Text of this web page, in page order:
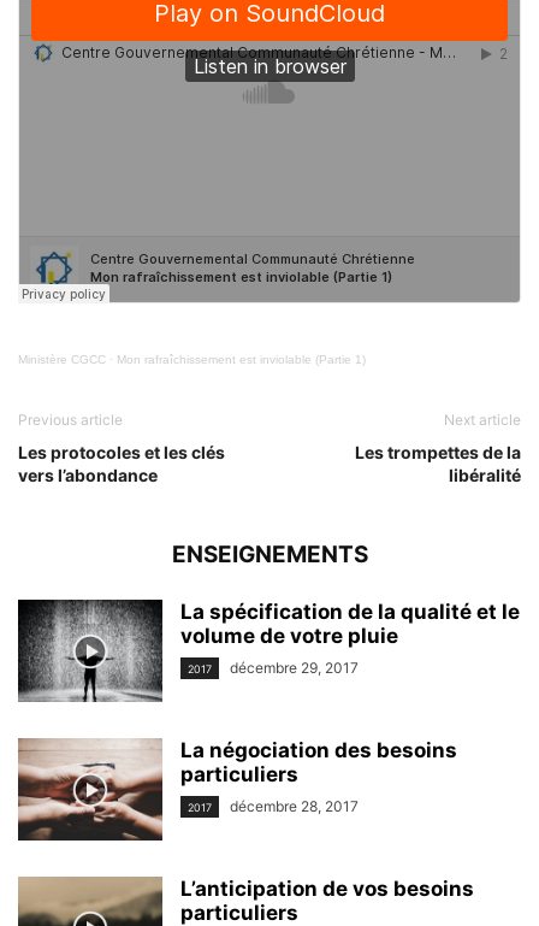
Ministère CGCC · Mon rafraîchissement est inviolable (Partie 1)
Previous article
Les protocoles et les clés
vers l’abondance
Next article
Les trompettes de la
libéralité
ENSEIGNEMENTS
La spécification de la qualité et le
volume de votre pluie
2017 décembre 29, 2017
La négociation des besoins
particuliers
2017 décembre 28, 2017
L’anticipation de vos besoins
particuliers